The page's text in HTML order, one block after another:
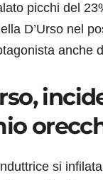
picchi del
D’Urso nel
anche
si